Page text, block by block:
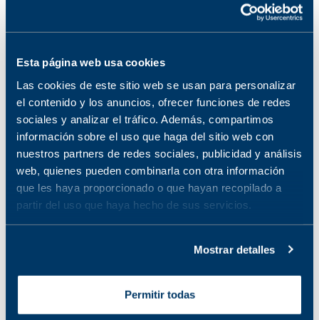
Esta página web usa cookies
Las cookies de este sitio web se usan para personalizar
el contenido y los anuncios, ofrecer funciones de redes
sociales y analizar el tráfico. Además, compartimos
información sobre el uso que haga del sitio web con
nuestros partners de redes sociales, publicidad y análisis
web, quienes pueden combinarla con otra información
que les haya proporcionado o que hayan recopilado a
partir del uso que haya hecho de sus servicios.
Mostrar detalles
Permitir todas
Testosterona
total
sucursal seleccionada
Ver sucursales donde
está disponible
PROTEINAS
sucursal seleccionada
Ver sucursales donde
está disponible
XILENO SANGRE
TOTAL
No disponible en la
sucursal seleccionada
Ver sucursales donde